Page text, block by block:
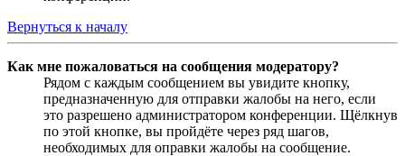
Вернуться к началу
Как мне пожаловаться на сообщения модератору?
Рядом с каждым сообщением вы увидите кнопку,
предназначенную для отправки жалобы на него, если
это разрешено администратором конференции. Щёлкнув
по этой кнопке, вы пройдёте через ряд шагов,
необходимых для оправки жалобы на сообщение.